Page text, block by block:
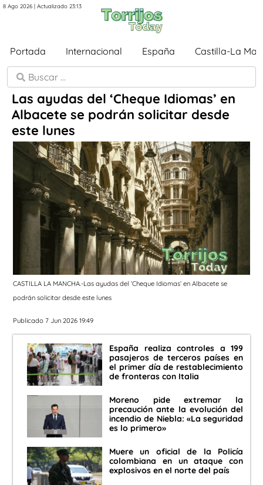
8 Ago 2026 | Actualizado 23:13
Portada Internacional España Castilla-La
Las ayudas del ‘Cheque Idiomas’ en
Albacete se podrán solicitar desde
este lunes
CASTILLA LA MANCHA.-Las ayudas del ‘Cheque Idiomas’ en Albacete se
podrán solicitar desde este lunes
Publicado 7 Jun 2026 19:49
España realiza controles a 199
pasajeros de terceros países en
el primer día de restablecimiento
de fronteras con Italia
Moreno pide extremar la
precaución ante la evolución del
incendio de Niebla: «La seguridad
es lo primero»
Muere un oficial de la Policía
colombiana en un ataque con
explosivos en el norte del país